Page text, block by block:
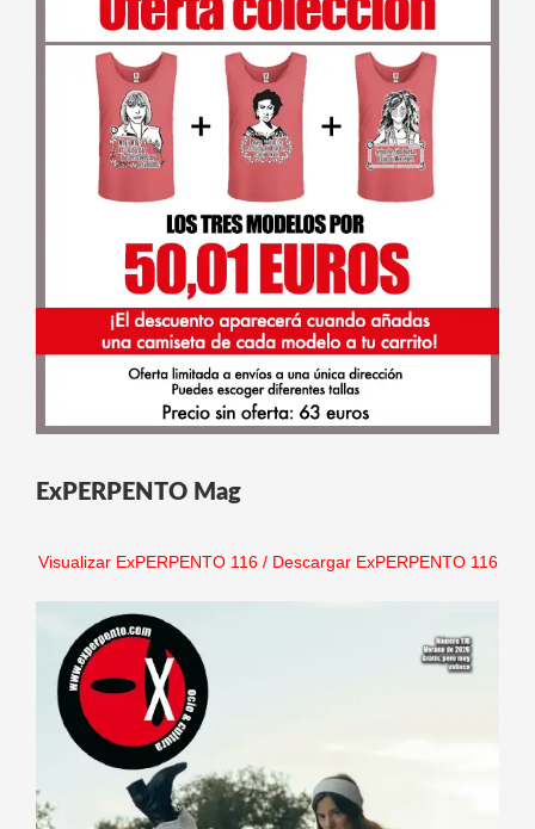
ExPERPENTO Mag
Visualizar ExPERPENTO 116/ Descargar ExPERPENTO 116